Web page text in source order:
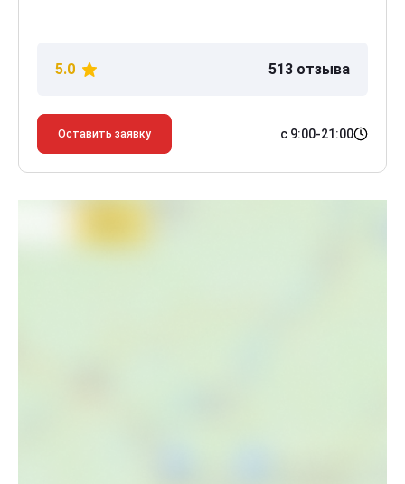
5.0 513 отзыва
Оставить заявку с 9:00-21:00